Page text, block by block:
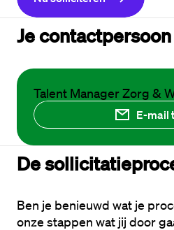
Je contactpersoon
Talent Manager Zorg &
E-mail
De
Ben je benieuwd wat je
onze stappen wat jij door